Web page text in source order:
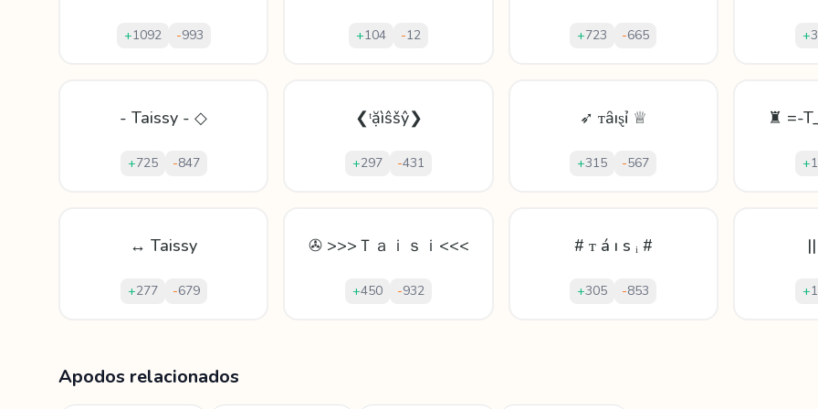
+1092 -993 +104 -12 +723 -665 +
- Taissy - ◇
+725 -847
❮ᵗặìŝšŷ❯
+297 -431
➶ ᴛȃıȿỉ ♕
+315 -567
♜ =-
+
↔ Taissy
+277 -679
✇ >>>Ｔａｉｓｉ<<<
+450 -932
# ᴛ á ı s ᵢ #
+305 -853 +
Apodos relacionados